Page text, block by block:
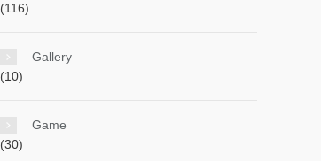
(116)
Gallery
(10)
Game
(30)